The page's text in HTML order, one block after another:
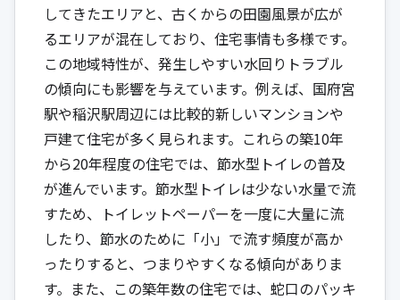
してきたエリアと、古くからの田園風景が広が
るエリアが混在しており、住宅事情も多様です。
この地域特性が、発生しやすい水回りトラブル
の傾向にも影響を与えています。例えば、国府宮
駅や稲沢駅周辺には比較的新しいマンションや
戸建て住宅が多く見られます。これらの築10年
から20年程度の住宅では、節水型トイレの普及
が進んでいます。節水型トイレは少ない水量で流
すため、トイレットペーパーを一度に大量に流
したり、節水のために「小」で流す頻度が高か
ったりすると、つまりやすくなる傾向がありま
す。また、この築年数の住宅では、蛇口のパッキ